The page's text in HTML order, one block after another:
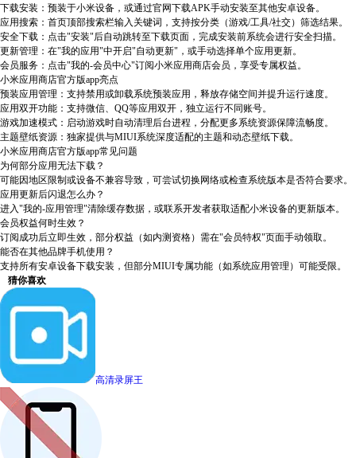
下载安装：预装于小米设备，或通过官网下载APK手动安装至其他安卓设备。
应用搜索：首页顶部搜索栏输入关键词，支持按分类（游戏/工具/社交）筛选结果。
安全下载：点击"安装"后自动跳转至下载页面，完成安装前系统会进行安全扫描。
更新管理：在"我的应用"中开启"自动更新"，或手动选择单个应用更新。
会员服务：点击"我的-会员中心"订阅小米应用商店会员，享受专属权益。
小米应用商店官方版app亮点
预装应用管理：支持禁用或卸载系统预装应用，释放存储空间并提升运行速度。
应用双开功能：支持微信、QQ等应用双开，独立运行不同账号。
游戏加速模式：启动游戏时自动清理后台进程，分配更多系统资源保障流畅度。
主题壁纸资源：独家提供与MIUI系统深度适配的主题和动态壁纸下载。
小米应用商店官方版app常见问题
为何部分应用无法下载？
可能因地区限制或设备不兼容导致，可尝试切换网络或检查系统版本是否符合要求。
应用更新后闪退怎么办？
进入"我的-应用管理"清除缓存数据，或联系开发者获取适配小米设备的更新版本。
会员权益何时生效？
订阅成功后立即生效，部分权益（如内测资格）需在"会员特权"页面手动领取。
能否在其他品牌手机使用？
支持所有安卓设备下载安装，但部分MIUI专属功能（如系统应用管理）可能受限。
猜你喜欢
高清录屏王